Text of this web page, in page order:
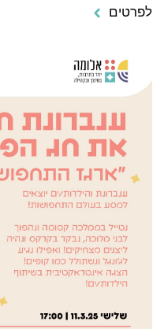
לפרטים